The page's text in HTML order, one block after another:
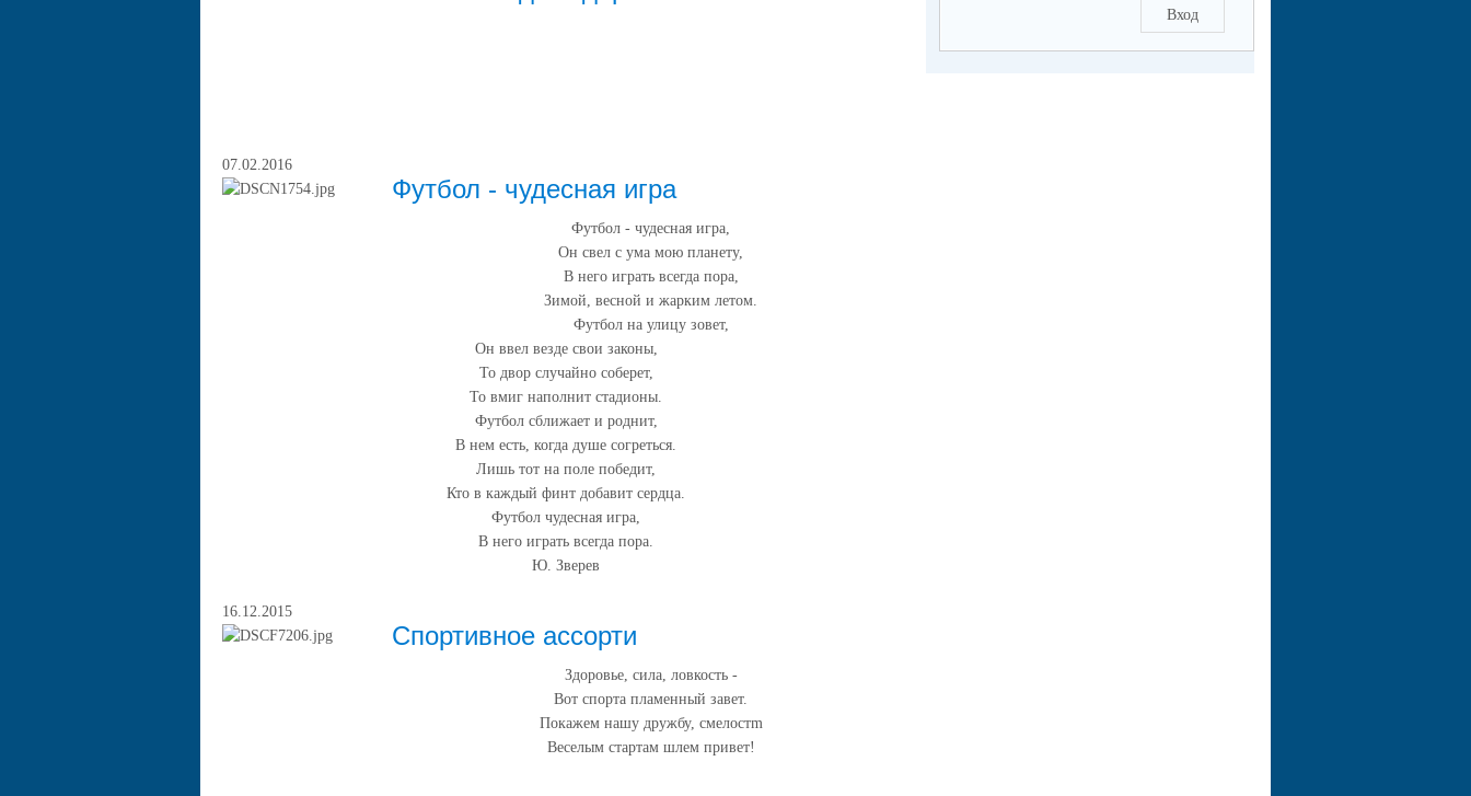
07.02.2016
Футбол - чудесная игра
Футбол - чудесная игра,
Он свел с ума мою планету,
В него играть всегда пора,
Зимой, весной и жарким летом.
Футбол на улицу зовет,
Он ввел везде свои законы,
То двор случайно соберет,
То вмиг наполнит стадионы.
Футбол сближает и роднит,
В нем есть, когда душе согреться.
Лишь тот на поле победит,
Кто в каждый финт добавит сердца.
Футбол чудесная игра,
В него играть всегда пора.
Ю. Зверев
16.12.2015
Спортивное ассорти
Здоровье, сила, ловкость -
Вот спорта пламенный завет.
Покажем нашу дружбу, смелостm
Веселым стартам шлем привет!
Вход